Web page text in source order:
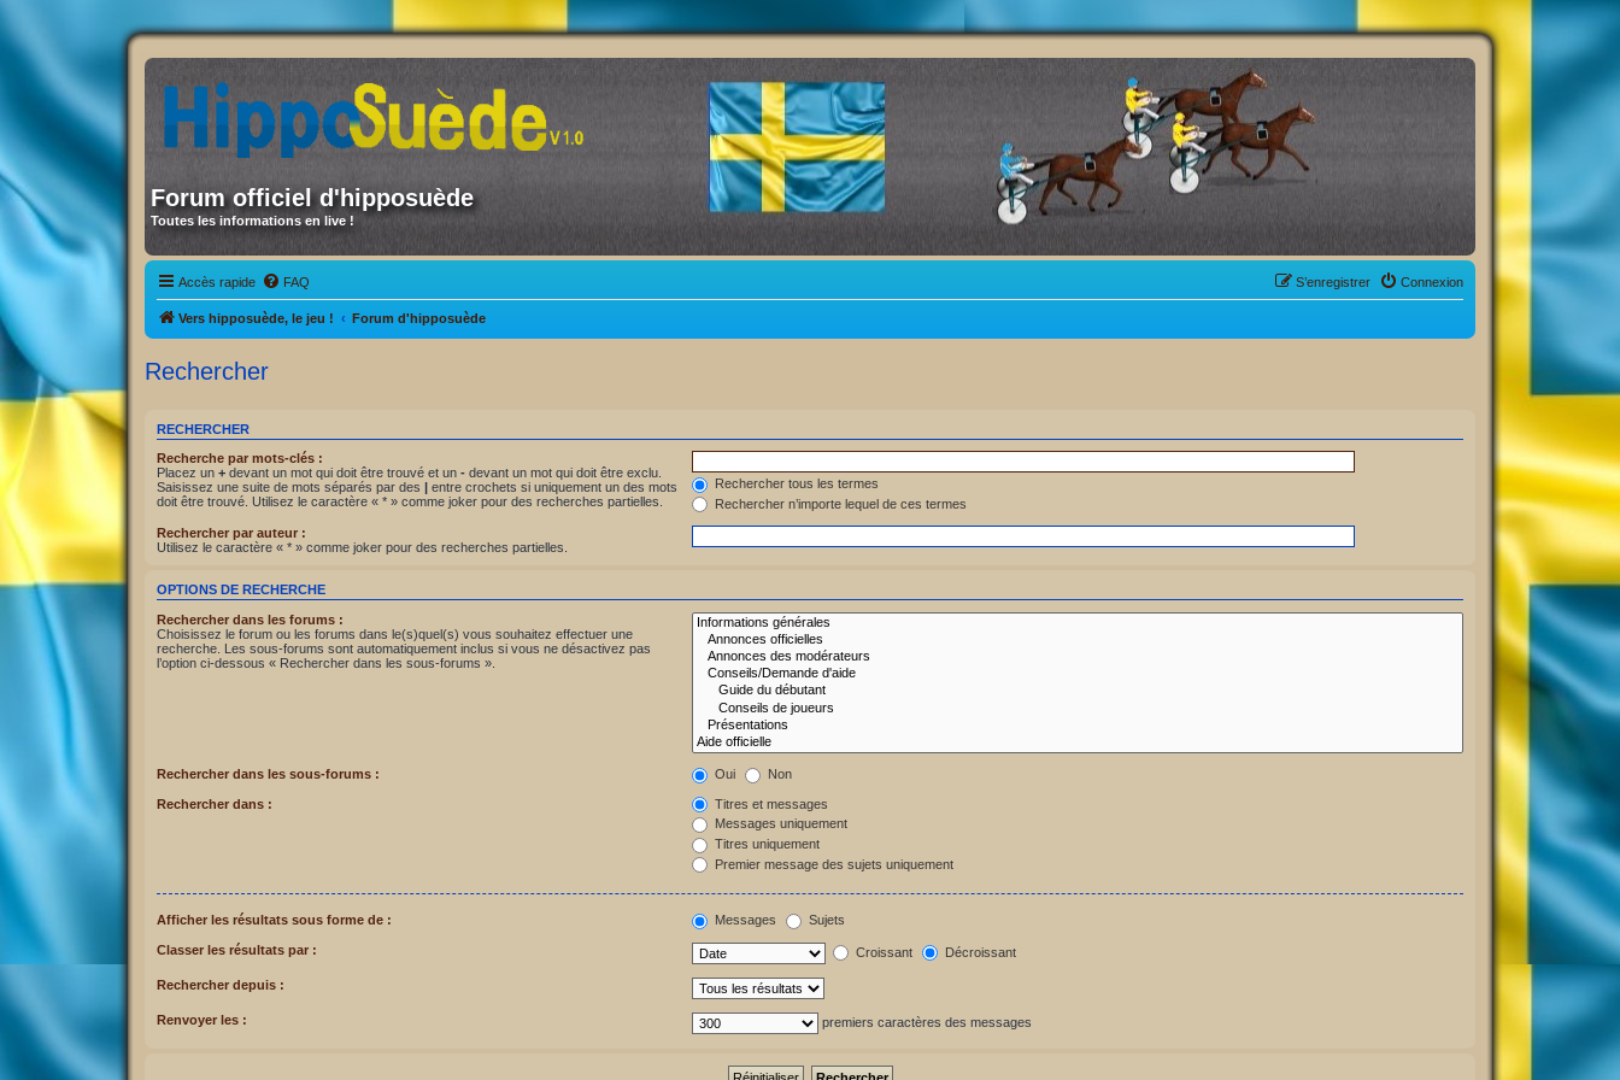
Forum officiel d'hipposuède
Toutes les informations en live !
Accès rapide FAQ Connexion
S’enregistrer
Vers hipposuède, le jeu ! Forum d'hipposuède
Rechercher
RECHERCHER
Recherche par mots-clés :
Placez un + devant un mot qui doit être trouvé et un - devant un mot qui doit être exclu.
Saisissez une suite de mots séparés par des | entre crochets si uniquement un des mots
doit être trouvé. Utilisez le caractère « * » comme joker pour des recherches partielles.
Rechercher tous les termes
Rechercher n’importe lequel de ces termes
Rechercher par auteur :
Utilisez le caractère « * » comme joker pour des recherches partielles.
OPTIONS DE RECHERCHE
Rechercher dans les forums :
Choisissez le forum ou les forums dans le(s)quel(s) vous souhaitez effectuer une
recherche. Les sous-forums sont automatiquement inclus si vous ne désactivez pas
l’option ci-dessous « Rechercher dans les sous-forums ».
Rechercher dans les sous-forums : Oui Non
Rechercher dans :
Titres et messages
Messages uniquement
Titres uniquement
Premier message des sujets uniquement
Afficher les résultats sous forme de : Messages Sujets
Classer les résultats par : Croissant Décroissant
Rechercher depuis :
Renvoyer les : premiers caractères des messages